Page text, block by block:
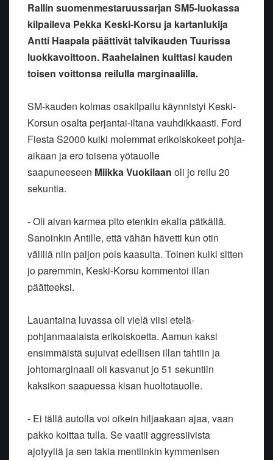
Rallin suomenmestaruussarjan SM5-luokassa
kilpaileva Pekka Keski-Korsu ja kartanlukija
Antti Haapala päättivät talvikauden Tuurissa
luokkavoittoon. Raahelainen kuittasi kauden
toisen voittonsa reilulla marginaalilla.
SM-kauden kolmas osakilpailu käynnistyi Keski-
Korsun osalta perjantai-iltana vauhdikkaasti. Ford
Fiesta S2000 kulki molemmat erikoiskokeet pohja-
aikaan ja ero toisena yötauolle
saapuneeseen Miikka Vuokilaan oli jo reilu 20
sekuntia.
- Oli aivan karmea pito etenkin ekalla pätkällä.
Sanoinkin Antille, että vähän hävetti kun otin
välillä niin paljon pois kaasulta. Toinen kulki sitten
jo paremmin, Keski-Korsu kommentoi illan
päätteeksi.
Lauantaina luvassa oli vielä viisi etelä-
pohjanmaalaista erikoiskoetta. Aamun kaksi
ensimmäistä sujuivat edellisen illan tahtiin ja
johtomarginaali oli kasvanut jo 51 sekuntiin
kaksikon saapuessa kisan huoltotauolle.
- Ei tällä autolla voi oikein hiljaakaan ajaa, vaan
pakko koittaa tulla. Se vaatii aggressiivista
ajotyyliä ja sen takia mentiinkin kymmenisen